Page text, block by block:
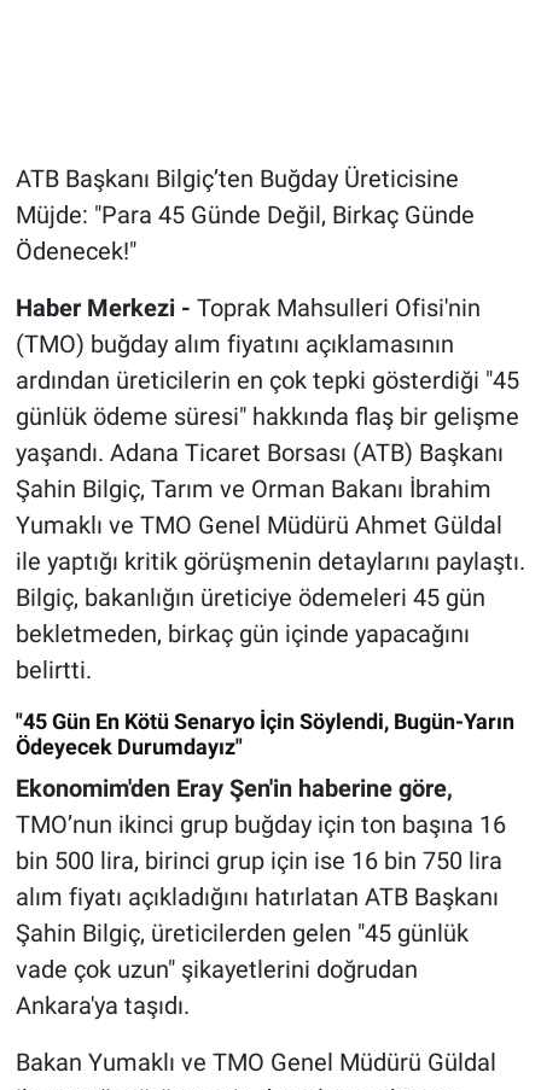
ATB Başkanı Bilgiç’ten Buğday Üreticisine
Müjde: "Para 45 Günde Değil, Birkaç Günde
Ödenecek!"
Haber Merkezi - Toprak Mahsulleri Ofisi'nin
(TMO) buğday alım fiyatını açıklamasının
ardından üreticilerin en çok tepki gösterdiği "45
günlük ödeme süresi" hakkında flaş bir gelişme
yaşandı. Adana Ticaret Borsası (ATB) Başkanı
Şahin Bilgiç, Tarım ve Orman Bakanı İbrahim
Yumaklı ve TMO Genel Müdürü Ahmet Güldal
ile yaptığı kritik görüşmenin detaylarını paylaştı.
Bilgiç, bakanlığın üreticiye ödemeleri 45 gün
bekletmeden, birkaç gün içinde yapacağını
belirtti.
"45 Gün En Kötü Senaryo İçin Söylendi, Bugün-Yarın
Ödeyecek Durumdayız"
Ekonomim'den Eray Şen'in haberine göre,
TMO’nun ikinci grup buğday için ton başına 16
bin 500 lira, birinci grup için ise 16 bin 750 lira
alım fiyatı açıkladığını hatırlatan ATB Başkanı
Şahin Bilgiç, üreticilerden gelen "45 günlük
vade çok uzun" şikayetlerini doğrudan
Ankara'ya taşıdı.
Bakan Yumaklı ve TMO Genel Müdürü Güldal